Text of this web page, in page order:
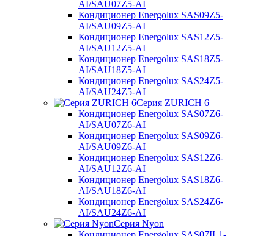
AI/SAU07Z5-AI
Кондиционер Energolux SAS09Z5-
AI/SAU09Z5-AI
Кондиционер Energolux SAS12Z5-
AI/SAU12Z5-AI
Кондиционер Energolux SAS18Z5-
AI/SAU18Z5-AI
Кондиционер Energolux SAS24Z5-
AI/SAU24Z5-AI
Серия ZURICH 6
Кондиционер Energolux SAS07Z6-
AI/SAU07Z6-AI
Кондиционер Energolux SAS09Z6-
AI/SAU09Z6-AI
Кондиционер Energolux SAS12Z6-
AI/SAU12Z6-AI
Кондиционер Energolux SAS18Z6-
AI/SAU18Z6-AI
Кондиционер Energolux SAS24Z6-
AI/SAU24Z6-AI
Серия Nyon